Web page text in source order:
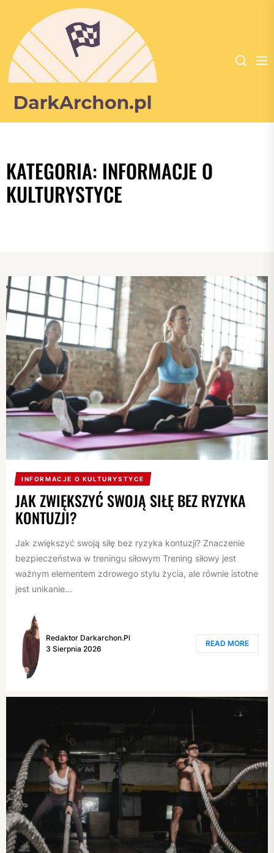
Dark
portal
poświęcony
dla
KATEGORIA: INFORMACJE O
KULTURYSTYCE
INFORMACJE O KULTURYSTYCE
JAK ZWIĘKSZYĆ SWOJĄ SIŁĘ BEZ RYZYKA
KONTUZJI?
Jak zwiększyć swoją siłę bez ryzyka kontuzji? Znaczenie
bezpieczeństwa w treningu siłowym Trening siłowy jest
ważnym elementem zdrowego stylu życia, ale równie istotne
jest unikanie...
Redaktor Darkarchon.pl
3 Sierpnia 2026
READ MORE